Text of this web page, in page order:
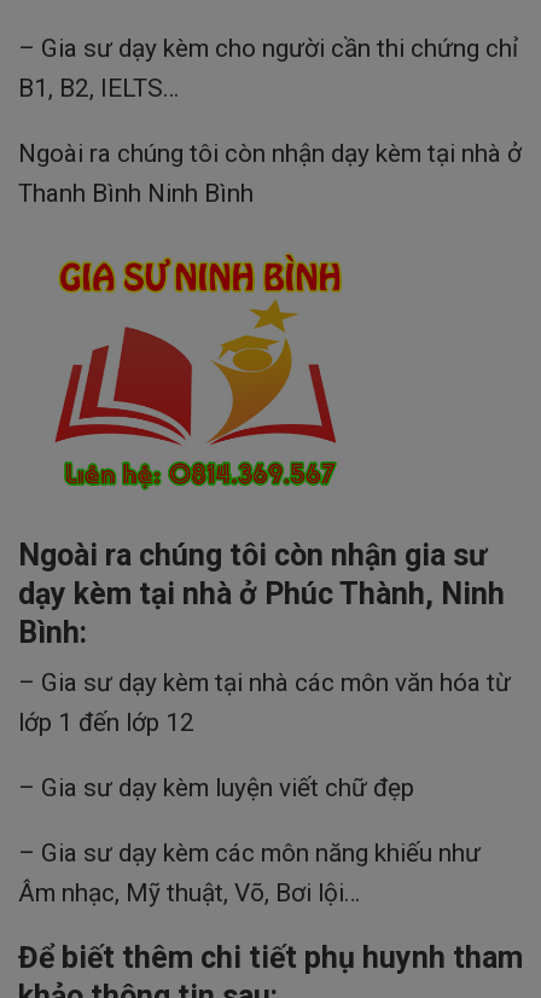
– Gia sư dạy kèm cho người cần thi chứng chỉ
B1, B2, IELTS…
Ngoài ra chúng tôi còn nhận dạy kèm tại nhà ở
Thanh Bình Ninh Bình
Ngoài ra chúng tôi còn nhận gia sư
dạy kèm tại nhà ở Phúc Thành, Ninh
Bình:
– Gia sư dạy kèm tại nhà các môn văn hóa từ
lớp 1 đến lớp 12
– Gia sư dạy kèm luyện viết chữ đẹp
– Gia sư dạy kèm các môn năng khiếu như
Âm nhạc, Mỹ thuật, Võ, Bơi lội…
Để biết thêm chi tiết phụ huynh tham